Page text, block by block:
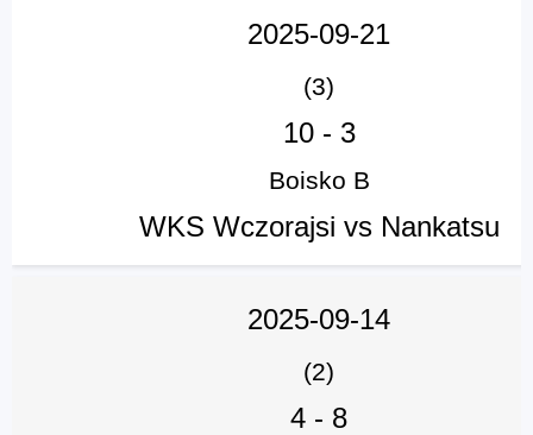
2025-09-21
(3)
10- 3
Boisko B
WKS Wczorajsi vs Nankatsu
2025-09-14
(2)
4 - 8